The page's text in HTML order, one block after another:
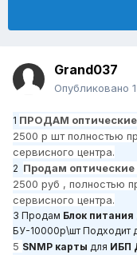
Grand037
Опубликовано
1 ПРОДАМ
2500 р шт полностью
сервисного центра.
2 Продам
2500 руб , полностью
сервисного центра.
3 Продам Блок питания
БУ-10000р\шт Подходит
5 SNMP карты для ИБП